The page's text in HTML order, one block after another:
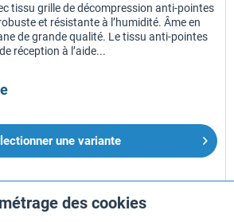
tissu grille de décompression anti-pointes
et résistante à l’humidité. Âme en
de grande qualité. Le tissu anti-pointes
réception à l’aide...
une variante
Aktiv
des cookies